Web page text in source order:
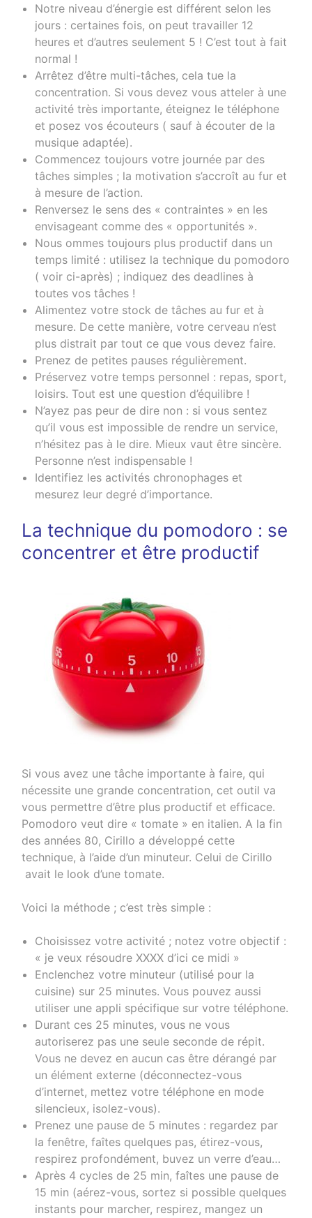
Notre niveau d’énergie est différent selon les
jours : certaines fois, on peut travailler 12
heures et d’autres seulement 5 ! C’est tout à fait
normal !
Arrêtez d’être multi-tâches, cela tue la
concentration. Si vous devez vous atteler à une
activité très importante, éteignez le téléphone
et posez vos écouteurs ( sauf à écouter de la
musique adaptée).
Commencez toujours votre journée par des
tâches simples ; la motivation s’accroît au fur et
à mesure de l’action.
Renversez le sens des « contraintes » en les
envisageant comme des « opportunités ».
Nous ommes toujours plus productif dans un
temps limité : utilisez la technique du pomodoro
( voir ci-après) ; indiquez des deadlines à
toutes vos tâches !
Alimentez votre stock de tâches au fur et à
mesure. De cette manière, votre cerveau n’est
plus distrait par tout ce que vous devez faire.
Prenez de petites pauses régulièrement.
Préservez votre temps personnel : repas, sport,
loisirs. Tout est une question d’équilibre !
N’ayez pas peur de dire non : si vous sentez
qu’il vous est impossible de rendre un service,
n’hésitez pas à le dire. Mieux vaut être sincère.
Personne n’est indispensable !
Identifiez les activités chronophages et
mesurez leur degré d’importance.
La technique du pomodoro : se
concentrer et être productif
Si vous avez une tâche importante à faire, qui
nécessite une grande concentration, cet outil va
vous permettre d’être plus productif et efficace.
Pomodoro veut dire « tomate » en italien. A la fin
des années 80, Cirillo a développé cette
technique, à l’aide d’un minuteur. Celui de Cirillo
avait le look d’une tomate.
Voici la méthode ; c’est très simple :
Choisissez votre activité ; notez votre objectif :
« je veux résoudre XXXX d’ici ce midi »
Enclenchez votre minuteur (utilisé pour la
cuisine) sur 25 minutes. Vous pouvez aussi
utiliser une appli spécifique sur votre téléphone.
Durant ces 25 minutes, vous ne vous
autoriserez pas une seule seconde de répit.
Vous ne devez en aucun cas être dérangé par
un élément externe (déconnectez-vous
d’internet, mettez votre téléphone en mode
silencieux, isolez-vous).
Prenez une pause de 5 minutes : regardez par
la fenêtre, faîtes quelques pas, étirez-vous,
respirez profondément, buvez un verre d’eau…
Après 4 cycles de 25 min, faîtes une pause de
15 min (aérez-vous, sortez si possible quelques
instants pour marcher, respirez, mangez un